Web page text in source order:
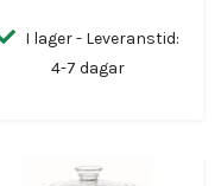
I lager - Leveranstid:
4-7 dagar